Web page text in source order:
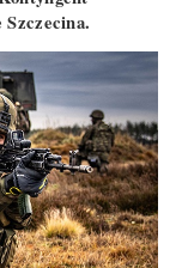
Szczecina.